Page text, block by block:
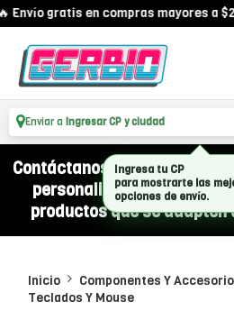
Envío gratis en compras mayores a
Enviar a Ingresar CP y ciudad
Contáctanos por WhatsApp
personalizado para
productos que se adapten
Inicio
Componentes Y
Teclados Y Mouse